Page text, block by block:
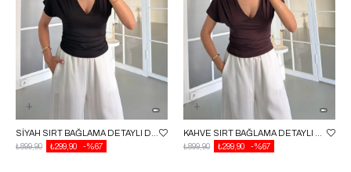
%67
₺299,90
₺899,90
%67
₺299,90
₺899,90